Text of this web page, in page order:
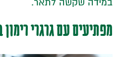
במידה שקשה לתאר.
מפתיעים עם גרגרי